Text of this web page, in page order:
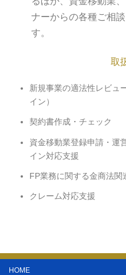
ナーからの各種ご相
す。
取
新規事業の適法性レビュ
イン）
契約書作成・チェック
資金移動業登録申請・運
イン対応支援
FP業務に関する金商法関
クレーム対応支援
HOME